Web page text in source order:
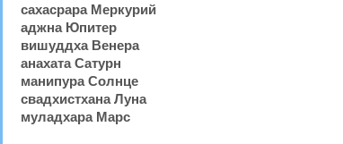
сахасрара Меркурий
аджна Юпитер
вишуддха Венера
анахата Сатурн
манипура Солнце
свадхистхана Луна
муладхара Марс